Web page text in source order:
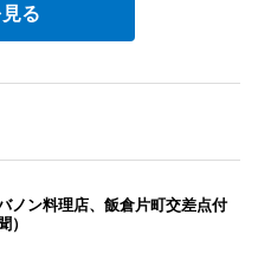
る
ノン料理店、飯倉片町交差点付
）